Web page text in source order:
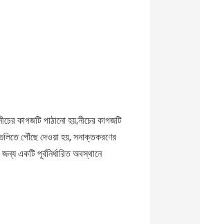
কাগজটি পাঠানো হয়;নীচের কাগজটি
পৌঁছে দেওয়া হয়, সনাক্তকরণের
একটি পূর্বনির্ধারিত অবস্থানে